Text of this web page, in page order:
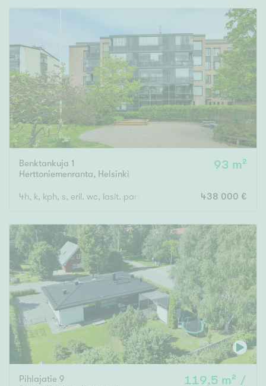
Benktankuja 1
Herttoniemenranta, Helsinki
93 m²
4h, k, kph, s, eril. wc, lasit. parveke 438 000 €
Pihlajatie 9
119,5 m² /